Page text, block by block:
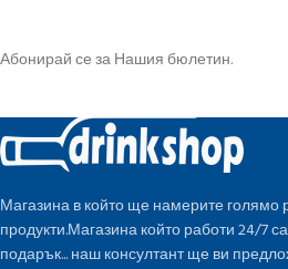
Абонирай се за Нашия бюлетин.
Магазина в който ще намерите голямо
продукти.Магазина който работи 24/7
подарък... наш консултант ще ви